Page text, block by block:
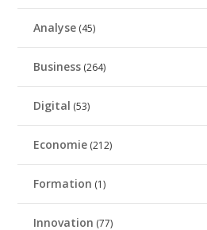
Analyse (45)
Business (264)
Digital (53)
Economie (212)
Formation (1)
Innovation (77)